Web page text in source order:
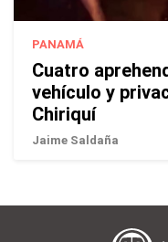
PANAMÁ
Cuatro
vehículo y
Chiriquí
Jaime Saldaña